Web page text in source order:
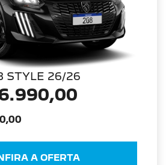
STYLE 26/26
A OFERTA